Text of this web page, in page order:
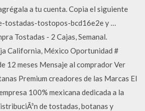
a tu cuenta. Copia el siguiente
tostadas-tostopos-bcd16e2e y …
Tostadas - 2 Cajas, Semanal.
California, México Oportunidad #
12 meses Mensaje al comprador Ver
Premium creadores de las Marcas El
100% mexicana dedicada a la
de tostadas, botanas y